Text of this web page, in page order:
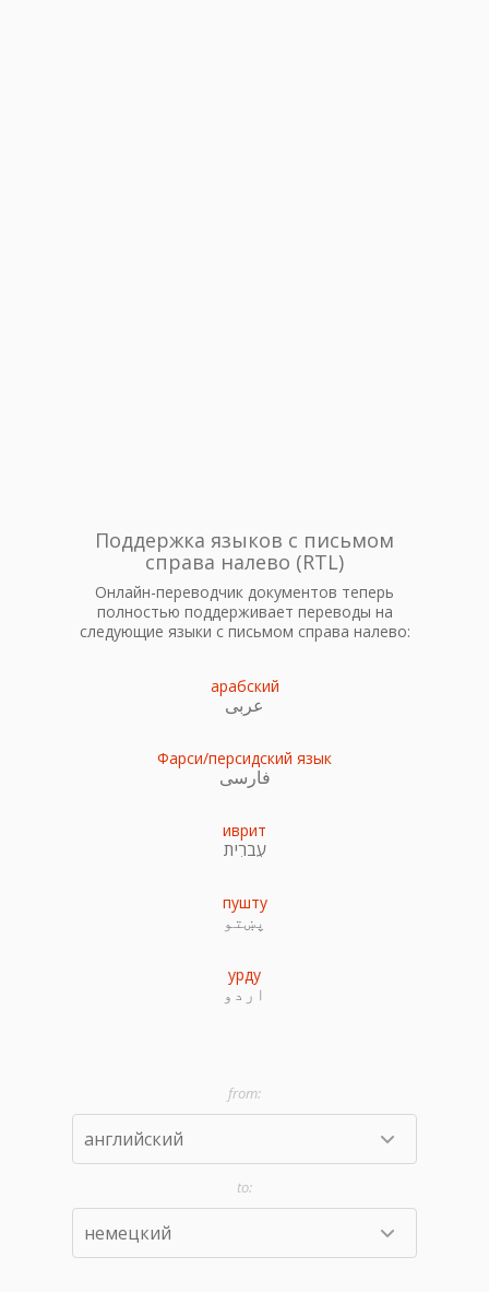
Поддержка языков с письмом
справа налево (RTL)
Онлайн-переводчик документов теперь
полностью поддерживает переводы на
следующие языки с письмом справа налево:
арабский
عربى
Фарси/персидский язык
فارسی
иврит
עִברִית
пушту
پښتو
урду
اردو